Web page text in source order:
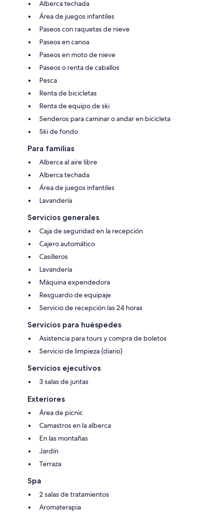
Alberca techada
Área de juegos infantiles
Paseos con raquetas de nieve
Paseos en canoa
Paseos en moto de nieve
Paseos o renta de caballos
Pesca
Renta de bicicletas
Renta de equipo de ski
Senderos para caminar o andar en bicicleta
Ski de fondo
Para familias
Alberca al aire libre
Alberca techada
Área de juegos infantiles
Lavandería
Servicios generales
Caja de seguridad en la recepción
Cajero automático
Casilleros
Lavandería
Máquina expendedora
Resguardo de equipaje
Servicio de recepción las 24 horas
Servicios para huéspedes
Asistencia para tours y compra de boletos
Servicio de limpieza (diario)
Servicios ejecutivos
3 salas de juntas
Exteriores
Área de picnic
Camastros en la alberca
En las montañas
Jardín
Terraza
Spa
2 salas de tratamientos
Aromaterapia